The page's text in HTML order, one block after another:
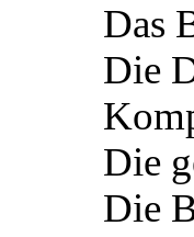
Das
Die
Die
Die